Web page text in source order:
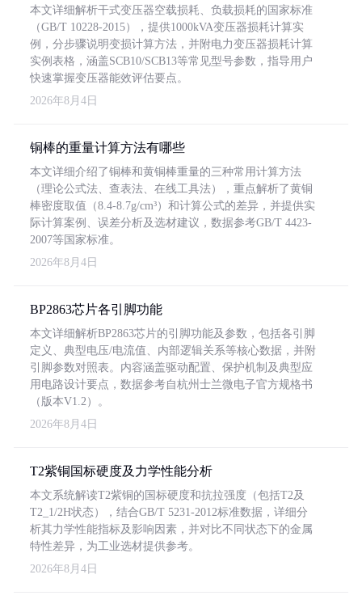
本文详细解析干式变压器空载损耗、负载损耗的国家标准
（GB/T 10228-2015），提供1000kVA变压器损耗计算实
例，分步骤说明变损计算方法，并附电力变压器损耗计算
实例表格，涵盖SCB10/SCB13等常见型号参数，指导用户
快速掌握变压器能效评估要点。
2026年8月4日
铜棒的重量计算方法有哪些
本文详细介绍了铜棒和黄铜棒重量的三种常用计算方法
（理论公式法、查表法、在线工具法），重点解析了黄铜
棒密度取值（8.4-8.7g/cm³）和计算公式的差异，并提供实
际计算案例、误差分析及选材建议，数据参考GB/T 4423-
2007等国家标准。
2026年8月4日
BP2863芯片各引脚功能
本文详细解析BP2863芯片的引脚功能及参数，包括各引脚
定义、典型电压/电流值、内部逻辑关系等核心数据，并附
引脚参数对照表。内容涵盖驱动配置、保护机制及典型应
用电路设计要点，数据参考自杭州士兰微电子官方规格书
（版本V1.2）。
2026年8月4日
T2紫铜国标硬度及力学性能分析
本文系统解读T2紫铜的国标硬度和抗拉强度（包括T2及
T2_1/2H状态），结合GB/T 5231-2012标准数据，详细分
析其力学性能指标及影响因素，并对比不同状态下的金属
特性差异，为工业选材提供参考。
2026年8月4日